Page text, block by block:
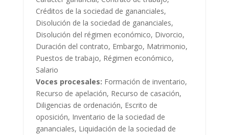
Créditos de la sociedad de gananciales,
Disolución de la sociedad de gananciales,
Disolución del régimen económico, Divorcio,
Duración del contrato, Embargo, Matrimonio,
Puestos de trabajo, Régimen económico,
Salario
Voces procesales: Formación de inventario,
Recurso de apelación, Recurso de casación,
Diligencias de ordenación, Escrito de
oposición, Inventario de la sociedad de
gananciales, Liquidación de la sociedad de